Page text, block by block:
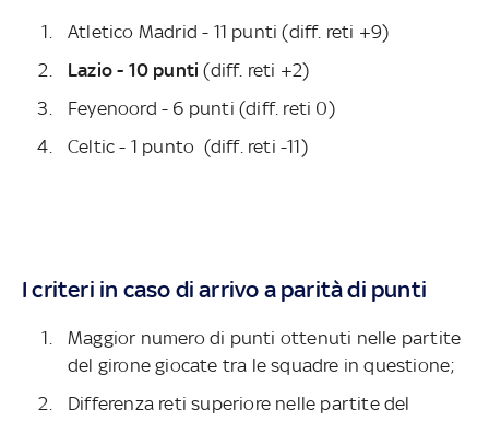
Atletico Madrid - 11 punti (diff. reti +9)
Lazio - 10 punti (diff. reti +2)
Feyenoord - 6 punti (diff. reti 0)
Celtic - 1 punto (diff. reti -11)
I criteri in caso di arrivo a parità di punti
Maggior numero di punti ottenuti nelle partite
del girone giocate tra le squadre in questione;
Differenza reti superiore nelle partite del